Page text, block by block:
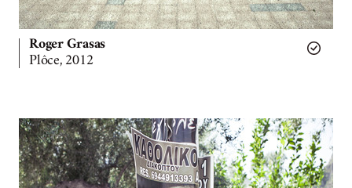
Roger Grasas
Plôce, 2012